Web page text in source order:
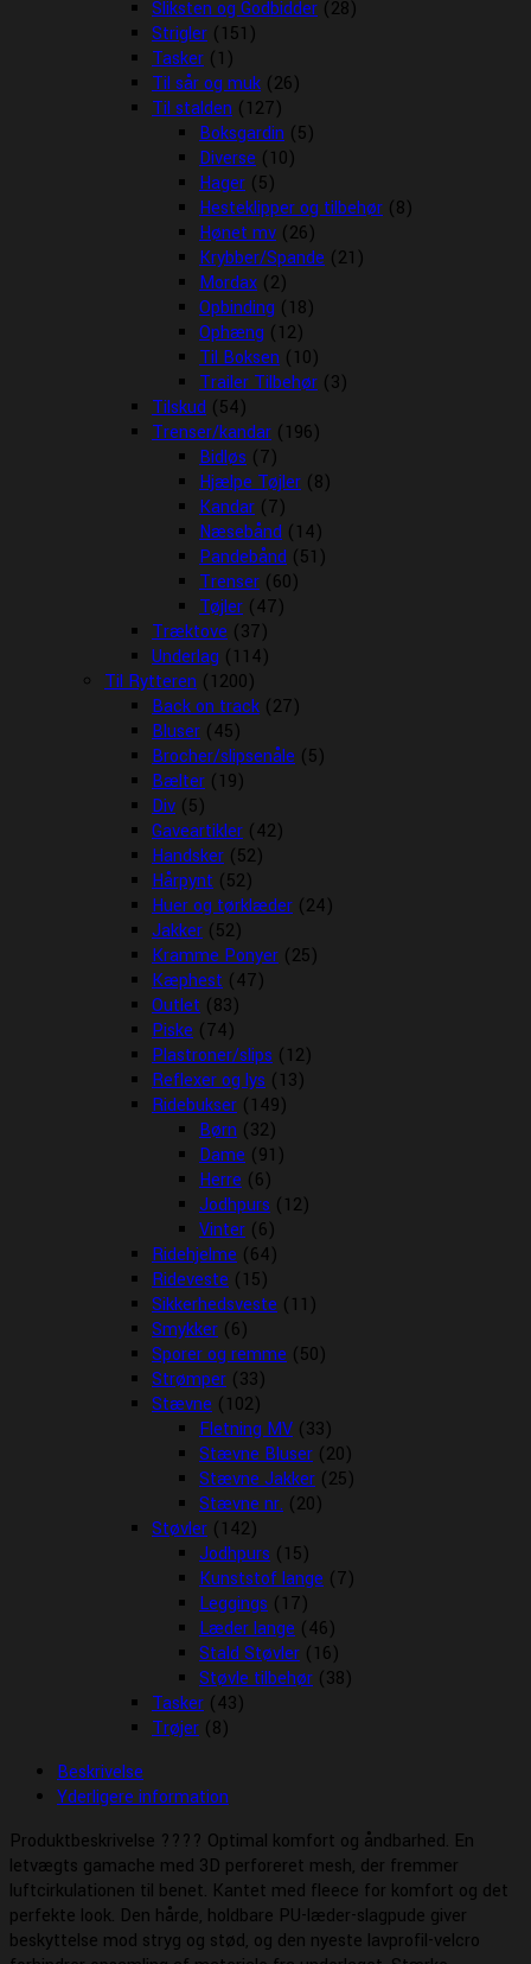
Sliksten og Godbidder (28)
Strigler (151)
Tasker (1)
Til sår og muk (26)
Til stalden (127)
Boksgardin (5)
Diverse (10)
Hager (5)
Hesteklipper og tilbehør (8)
Hønet mv (26)
Krybber/Spande (21)
Mordax (2)
Opbinding (18)
Ophæng (12)
Til Boksen (10)
Trailer Tilbehør (3)
Tilskud (54)
Trenser/kandar (196)
Bidløs (7)
Hjælpe Tøjler (8)
Kandar (7)
Næsebånd (14)
Pandebånd (51)
Trenser (60)
Tøjler (47)
Træktove (37)
Underlag (114)
Til Rytteren (1200)
Back on track (27)
Bluser (45)
Brocher/slipsenåle (5)
Bælter (19)
Div (5)
Gaveartikler (42)
Handsker (52)
Hårpynt (52)
Huer og tørklæder (24)
Jakker (52)
Kramme Ponyer (25)
Kæphest (47)
Outlet (83)
Piske (74)
Plastroner/slips (12)
Reflexer og lys (13)
Ridebukser (149)
Børn (32)
Dame (91)
Herre (6)
Jodhpurs (12)
Vinter (6)
Ridehjelme (64)
Rideveste (15)
Sikkerhedsveste (11)
Smykker (6)
Sporer og remme (50)
Strømper (33)
Stævne (102)
Fletning MV (33)
Stævne Bluser (20)
Stævne Jakker (25)
Stævne nr. (20)
Støvler (142)
Jodhpurs (15)
Kunststof lange (7)
Leggings (17)
Læder lange (46)
Stald Støvler (16)
Støvle tilbehør (38)
Tasker (43)
Trøjer (8)
Beskrivelse
Yderligere information
Produktbeskrivelse ???? Optimal komfort og åndbarhed. En
letvægts gamache med 3D perforeret mesh, der fremmer
luftcirkulationen til benet. Kantet med fleece for komfort og det
perfekte look. Den hårde, holdbare PU-læder-slagpude giver
beskyttelse mod stryg og stød, og den nyeste lavprofil-velcro